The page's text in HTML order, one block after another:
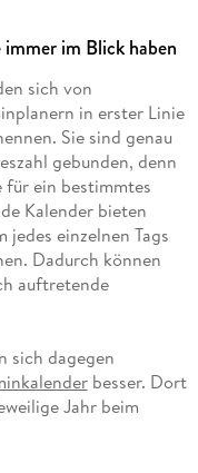
im Blick haben
sich von
in erster Linie
Sie sind genau
gebunden, denn
für ein bestimmtes
Kalender bieten
einzelnen Tags
Dadurch können
auftretende
sich dagegen
besser. Dort
Jahr beim